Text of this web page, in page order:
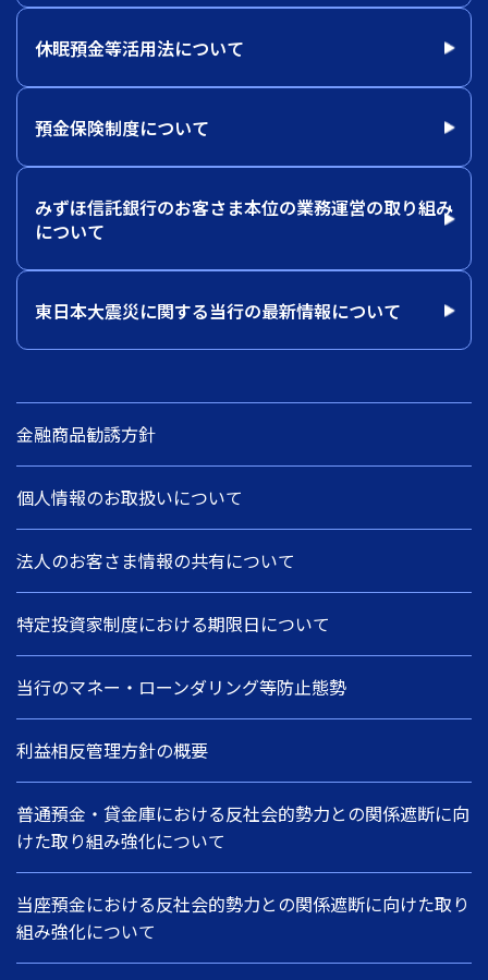
休眠預金等活用法について
預金保険制度について
みずほ信託銀行のお客さま本位の業務運営の取り組み
について
東日本大震災に関する当行の最新情報について
金融商品勧誘方針
個人情報のお取扱いについて
法人のお客さま情報の共有について
特定投資家制度における期限日について
当行のマネー・ローンダリング等防止態勢
利益相反管理方針の概要
普通預金・貸金庫における反社会的勢力との関係遮断に向
けた取り組み強化について
当座預金における反社会的勢力との関係遮断に向けた取り
組み強化について